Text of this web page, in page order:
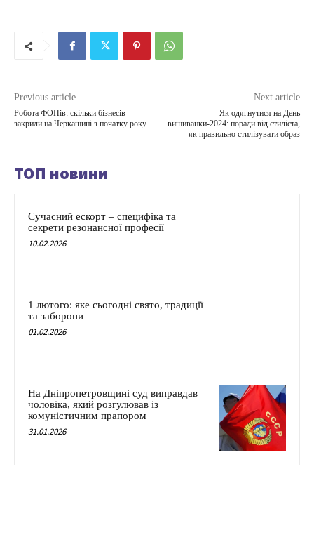
Previous article
Робота ФОПів: скільки бізнесів
закрили на Черкащині з початку року
Next article
Як одягнутися на День
вишиванки-2024: поради від стиліста,
як правильно стилізувати образ
ТОП новини
Сучасний ескорт – специфіка та
секрети резонансної професії
10.02.2026
1 лютого: яке сьогодні свято, традиції
та заборони
01.02.2026
На Дніпропетровщині суд виправдав
чоловіка, який розгулював із
комуністичним прапором
31.01.2026